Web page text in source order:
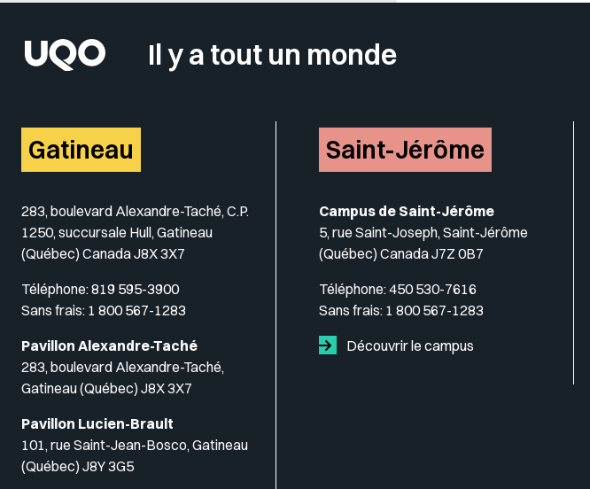
Il y a tout un monde
Gatineau
283, boulevard Alexandre-Taché, C.P.
1250, succursale Hull, Gatineau
(Québec) Canada J8X 3X7
Téléphone:819 595-3900
Sans frais: 1 800 567-1283
Pavillon Alexandre-Taché
283, boulevard Alexandre-Taché,
Gatineau (Québec) J8X 3X7
Pavillon Lucien-Brault
101, rue Saint-Jean-Bosco, Gatineau
(Québec) J8Y 3G5
Saint-Jérôme
Campus de Saint-Jérôme
5, rue Saint-Joseph, Saint-Jérôme
(Québec) Canada J7Z 0B7
Téléphone:450 530-7616
Sans frais: 1 800 567-1283
Découvrir le campus